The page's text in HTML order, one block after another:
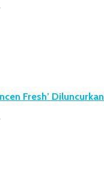
Fresh’ Diluncurkan